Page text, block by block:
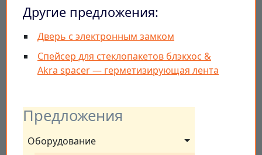
Предложения
Оборудование
Другие предложения:
Дверь с электронным замком
Cпейсер для стеклопакетов блэкхос &
Akra spacer — герметизирующая лента